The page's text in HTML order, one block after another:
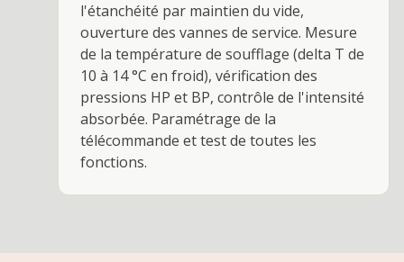
l'étanchéité par maintien du vide,
ouverture des vannes de service. Mesure
de la température de soufflage (delta T de
10 à 14 °C en froid), vérification des
pressions HP et BP, contrôle de l'intensité
absorbée. Paramétrage de la
télécommande et test de toutes les
fonctions.